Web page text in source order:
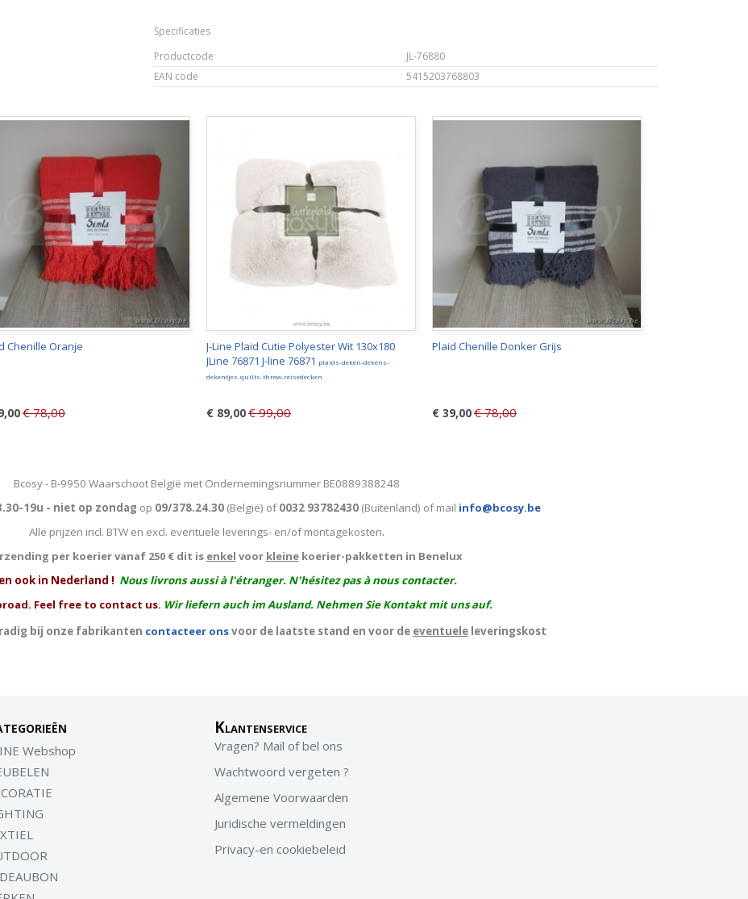
Specificaties
Productcode
JL-76880
EAN code
5415203768803
Chenille Oranje
€ 78,00
J-Line Plaid Cutie Polyester Wit 130x180
JLine 76871 J-line 76871 plaids-deken-dekens-
dekentjes-quilts-throw-reisedecken
€ 89,00€ 99,00
Plaid Chenille Donker Grijs
€ 39,00€ 78,00
Bcosy - B-9950 Waarschoot België met Ondernemingsnummer BE0889388248
19u - niet op zondag op 09/378.24.30(België) of0032 93782430(Buitenland) of mail info@bcosy.be
Alle prijzen incl. BTW en excl. eventuele leverings- en/of montagekosten.
per koerier vanaf 250 € dit is enkel voor kleinekoerier-pakketten in Benelux
ook in Nederland ! Nous livrons aussi à l'étranger. N'hésitez pas à nous contacter.
Feel free to contact us. Wir liefern auch im Ausland. Nehmen Sie Kontakt mit uns auf.
bij onze fabrikanten contacteer onsvoor de laatste stand en voor de eventuele leveringskost
Webshop
Klantenservice
Vragen? Mail of bel ons
Wachtwoord vergeten ?
Algemene Voorwaarden
Juridische vermeldingen
Privacy-en cookiebeleid